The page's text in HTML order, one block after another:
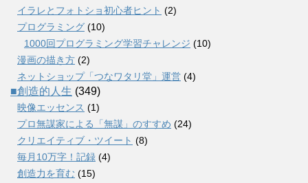
イラレとフォトショ初心者ヒント (2)
プログラミング (10)
1000回プログラミング学習チャレンジ (10)
漫画の描き方 (2)
ネットショップ「つなワタリ堂」運営 (4)
■創造的人生 (349)
映像エッセンス (1)
プロ無謀家による「無謀」のすすめ (24)
クリエイティブ・ツイート (8)
毎月10万字！記録 (4)
創造力を育む (15)